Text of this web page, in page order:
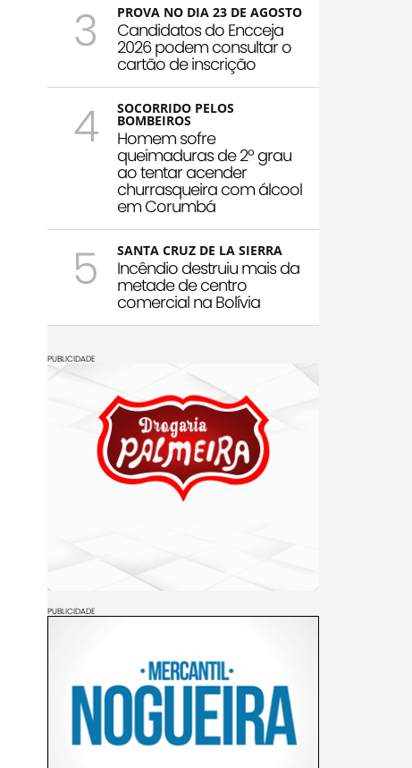
3 PROVA NO DIA 23 DE AGOSTO
Candidatos do Encceja
2026 podem consultar o
cartão de inscrição
4 SOCORRIDO PELOS
BOMBEIROS
Homem sofre
queimaduras de 2º grau
ao tentar acender
churrasqueira com álcool
em Corumbá
5 SANTA CRUZ DE LA SIERRA
Incêndio destruiu mais da
metade de centro
comercial na Bolívia
PUBLICIDADE
PUBLICIDADE